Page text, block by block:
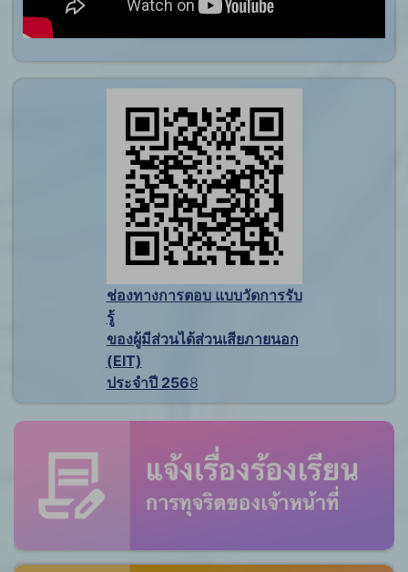
ช่องทางการตอบ แบบวัดการรับ
รู้
ของผู้มีส่วนได้ส่วนเสียภายนอก
(EIT)
ประจำปี 2568